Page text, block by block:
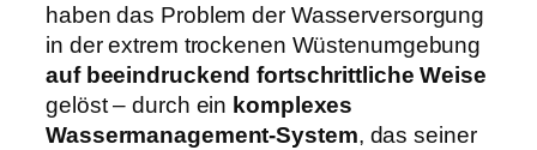
haben das Problem der Wasserversorgung
in der extrem trockenen Wüstenumgebung
auf beeindruckend fortschrittliche Weise
gelöst – durch ein komplexes
Wassermanagement-System, das seiner